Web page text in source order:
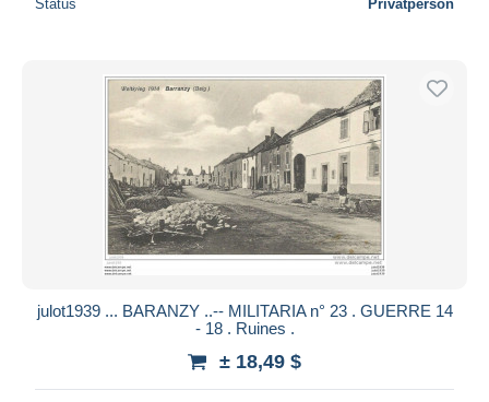
Status Privatperson
julot1939 ... BARANZY ..-- MILITARIA n° 23 . GUERRE 14
- 18 . Ruines .
± 18,49 $